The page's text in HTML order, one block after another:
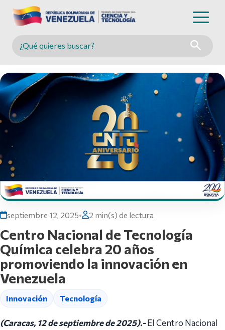
Buscar en MINCYT
septiembre 12, 2025• 2 min(s) de lectura
Centro Nacional de Tecnología
Química celebra 20 años
promoviendo la innovación en
Venezuela
Innovación Tecnología
(Caracas, 12 de septiembre de 2025).-El Centro Nacional